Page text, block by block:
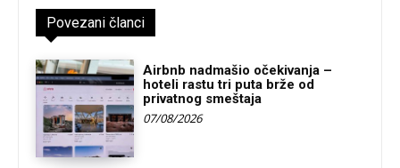
Povezani članci
Airbnb nadmašio očekivanja –
hoteli rastu tri puta brže od
privatnog smeštaja
07/08/2026